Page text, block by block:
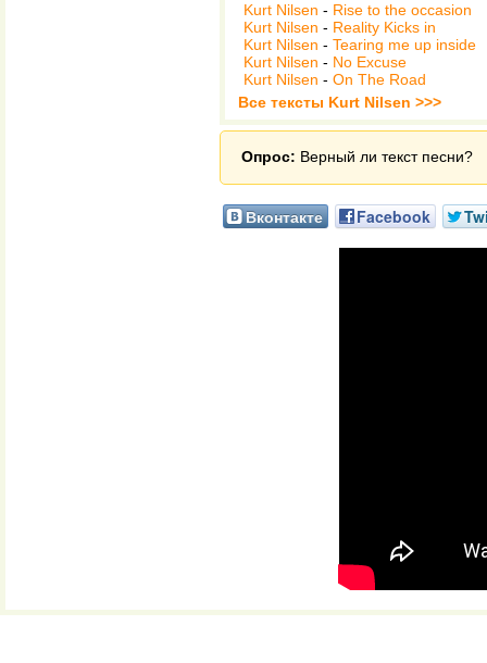
Kurt Nilsen - Rise to the occasion
Kurt Nilsen - Reality Kicks in
Kurt Nilsen - Tearing me up inside
Kurt Nilsen - No Excuse
Kurt Nilsen - On The Road
Все тексты Kurt Nilsen >>>
Опрос: Верный ли текст песни?
Вконтакте Facebook